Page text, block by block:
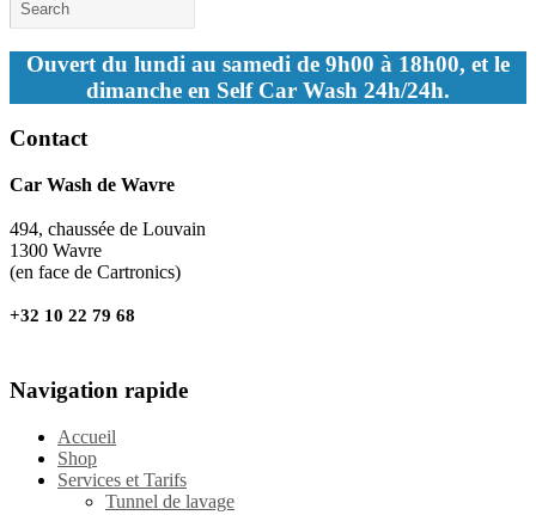
Ouvert du lundi au samedi de 9h00 à 18h00, et le
dimanche en Self Car Wash 24h/24h.
Contact
Car Wash de Wavre
494, chaussée de Louvain
1300 Wavre
(en face de Cartronics)
+32 10 22 79 68
Navigation rapide
Accueil
Shop
Services et Tarifs
Tunnel de lavage